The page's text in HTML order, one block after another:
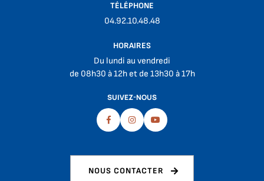
TÉLÉPHONE
04.92.10.48.48
HORAIRES
Du lundi au vendredi
de 08h30 à 12h et de 13h30 à 17h
SUIVEZ-NOUS
FacebookInstagramYoutube
NOUS CONTACTER